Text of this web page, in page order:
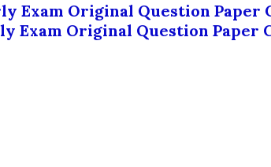
Exam Original Question Paper
Exam Original Question Paper